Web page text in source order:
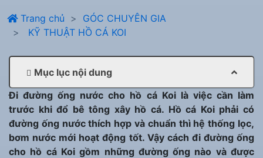
Trang chủ
GÓC CHUYÊN GIA
KỸ THUẬT HỒ CÁ KOI
Mục lục nội dung
Đi đường ống nước cho hồ cá Koi là việc cần làm
trước khi đổ bê tông xây hồ cá. Hồ cá Koi phải có
đường ống nước thích hợp và chuẩn thì hệ thống lọc,
bơm nước mới hoạt động tốt. Vậy cách đi đường ống
cho hồ cá Koi gồm những đường ống nào và được